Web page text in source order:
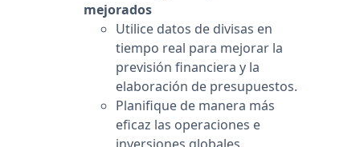
mejorados
Utilice datos de divisas en
tiempo real para mejorar la
previsión financiera y la
elaboración de presupuestos.
Planifique de manera más
eficaz las operaciones e